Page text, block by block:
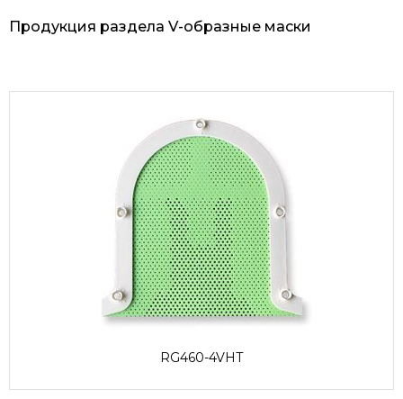
Продукция раздела V-образные маски
RG460-4VHT